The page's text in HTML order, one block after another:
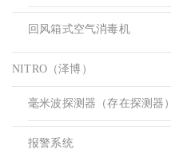
回风箱式空气消毒机
NITRO（泽博）
毫米波探测器（存在探测器）
报警系统